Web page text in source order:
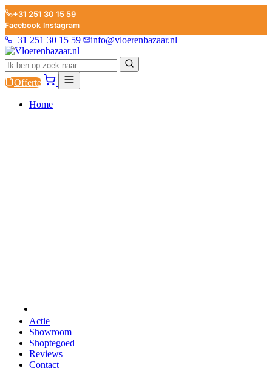
+31 251 30 15 59
Facebook Instagram
+31 251 30 15 59 info@vloerenbazaar.nl
Offerte
Home
Actie
Showroom
Shoptegoed
Reviews
Contact